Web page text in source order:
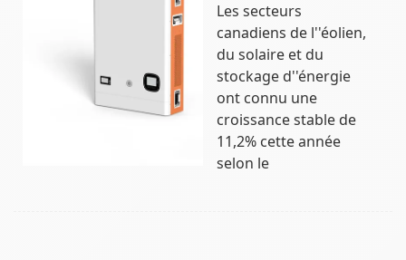
Les secteurs
canadiens de l''éolien,
du solaire et du
stockage d''énergie
ont connu une
croissance stable de
11,2% cette année
selon le